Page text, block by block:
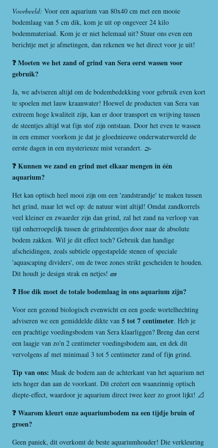
Voorbeeld: Voor een aquarium van 80x40 cm met een mooie
bodemlaag van 5 cm dik, kom je uit op ongeveer 24 kilo
bodemmateriaal. Kom je er niet helemaal uit? Stuur ons even een
berichtje met je afmetingen, dan rekenen we het direct voor je uit!
❓ Moeten we het zand of grind van Sera eerst wassen voor
gebruik?
Ja, we adviseren altijd om de bodembedekking voor gebruik even kort
te spoelen met lauw kraanwater! Hoewel de producten van Sera van
extreem hoge kwaliteit zijn, kan er door transport en wrijving tussen
de steentjes altijd wat fijn stof zijn ontstaan. Door het even te wassen
in een emmer voorkom je dat je gloednieuwe onderwaterwereld de
eerste dagen in een mysterieuze mist verandert. 🌫️
❓ Kunnen we zand en grind met elkaar mengen in één
aquarium?
Het kan optisch heel mooi zijn om een 'zandstrandje' te maken tussen
het grind, maar let wel op: de natuur wint altijd! Omdat zandkorrels
veel kleiner en zwaarder zijn dan grind, zal het zand na verloop van
tijd onherroepelijk tussen de grindsteentjes door naar de absolute
bodem zakken. Wil je dit effect toch? Gebruik dan handige
afscheidingen, zoals subtiele opgestapelde stenen of speciale
'aquascaping dividers', om de twee zones strikt gescheiden te houden.
Dit houdt je design strak en netjes! 🧱
❓ Hoe dik moet de totale bodemlaag in ons aquarium zijn?
Voor een gezond biologisch evenwicht en een goede wortelhechting
adviseren we een gemiddelde dikte van 5 tot 7 centimeter. Heb je
een prachtige voedingsbodem van Sera klaarliggen? Breng dan eerst
een laagje van zo'n 2 centimeter voedingsbodem aan, en dek dit
vervolgens af met minimaal 3 tot 5 centimeter zand of fijn grind.
Tip van ons: Maak de bodem aan de achterkant van het aquarium net
iets hoger dan aan de voorkant. Dit creëert een waanzinnig optisch
diepte-effect, waardoor je aquarium direct twee keer zo groot lijkt! 📐
❓ Waarom kleurt onze aquariumbodem na een tijdje bruin of
groen?
Geen paniek, dit overkomt de beste aquariumhouder! Die verkleuring